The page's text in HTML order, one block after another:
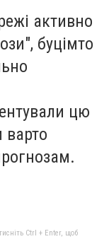
активно
буцімто
цю
варто
Ctrl + Enter, щоб